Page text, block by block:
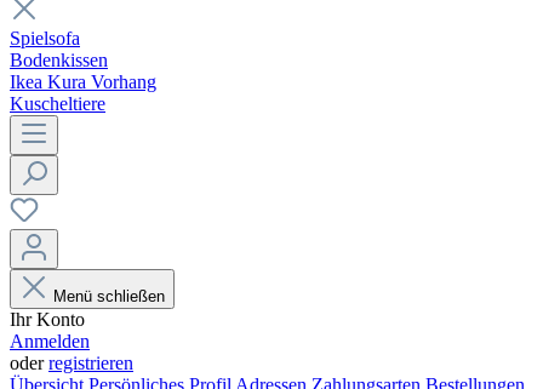
Spielsofa
Bodenkissen
Ikea Kura Vorhang
Kuscheltiere
Menü schließen
Ihr Konto
Anmelden
oderregistrieren
Übersicht Persönliches Profil Adressen Zahlungsarten Bestellungen